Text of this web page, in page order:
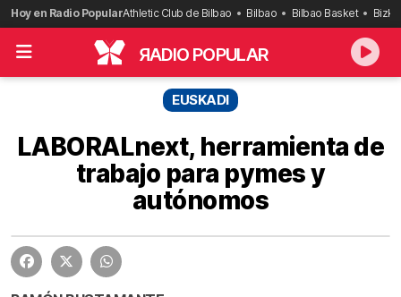
Saltar
al
contenido
Hoy en Radio PopularAthletic Club de Bilbao Bilbao Bilbao Basket
RADIO POPULAR
EUSKADI
LABORALnext, herramienta de
trabajo para pymes y
autónomos